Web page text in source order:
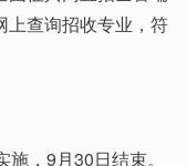
上查询招收专业，符
，9月30日结束。